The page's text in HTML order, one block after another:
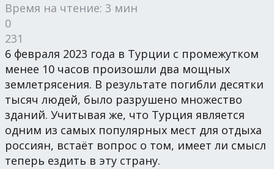
Время на чтение: 3 мин
0
231
6 февраля 2023 года в Турции с промежутком
менее 10 часов произошли два мощных
землетрясения. В результате погибли десятки
тысяч людей, было разрушено множество
зданий. Учитывая же, что Турция является
одним из самых популярных мест для отдыха
россиян, встаёт вопрос о том, имеет ли смысл
теперь ездить в эту страну.